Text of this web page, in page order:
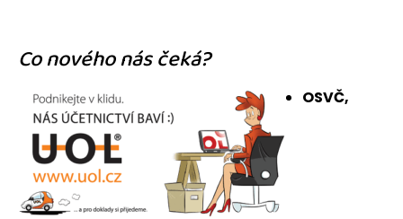
Co nového nás čeká?
OSVČ,